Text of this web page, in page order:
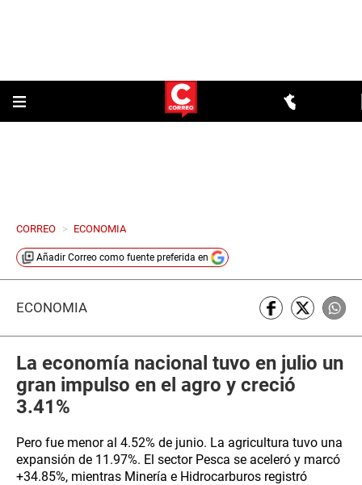
CORREO > ECONOMIA
Añadir Correo como fuente preferida en
ECONOMÍA
La economía nacional tuvo en julio un
gran impulso en el agro y creció
3.41%
Pero fue menor al 4.52% de junio. La agricultura tuvo una
expansión de 11.97%. El sector Pesca se aceleró y marcó
+34.85%, mientras Minería e Hidrocarburos registró